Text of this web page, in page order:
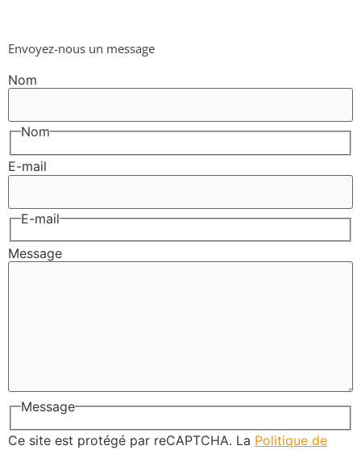
Envoyez-nous un message
Nom
Nom
E-mail
E-mail
Message
Message
Ce site est protégé par reCAPTCHA. La Politique de